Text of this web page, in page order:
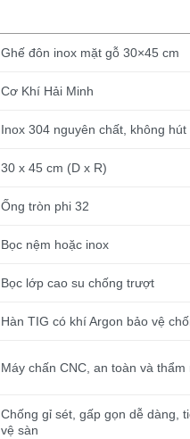
Ghế đôn inox mặt gỗ 30×45 cm
Cơ Khí Hải Minh
Inox 304 nguyên chất, không hút
30 x 45 cm (D x R)
Ống tròn phi 32
Bọc nệm hoặc inox
Bọc lớp cao su chống trượt
Hàn TIG có khí Argon bảo vệ
Máy chấn CNC, an toàn và thẩm
Chống gỉ sét, gấp gọn dễ dàng,
vệ sàn